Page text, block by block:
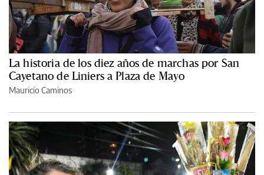
La historia de los diez años de marchas por San
Cayetano de Liniers a Plaza de Mayo
Mauricio Caminos